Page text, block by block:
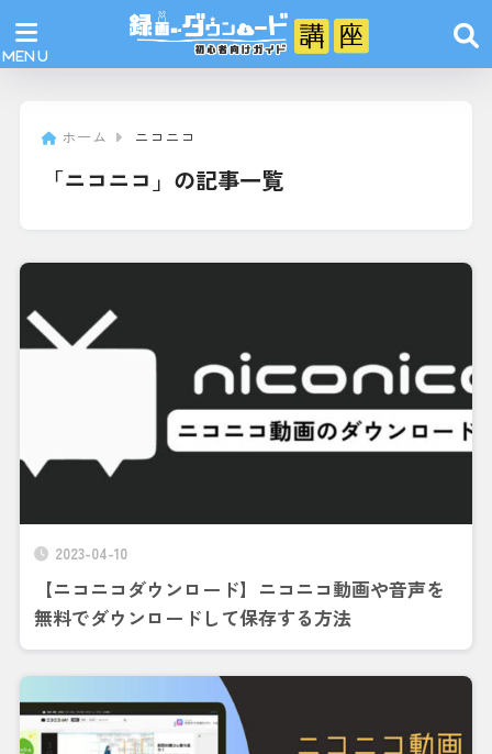
ホーム ニコニコ
「ニコニコ」の記事一覧
2023-04-10
【ニコニコダウンロード】ニコニコ動画や音声を
無料でダウンロードして保存する方法